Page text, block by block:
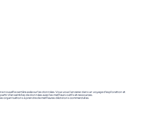
nouvelle carrière axée sur les données. Vous vous lancerez dans un voyage d'exploration et
d'ensembles de données avec les meilleurs outils et ressources.
organisations à prendre de meilleures décisions commerciales.